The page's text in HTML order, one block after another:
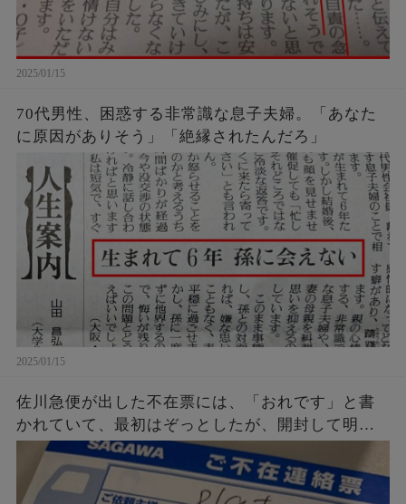
2025/01/15
70代男性、困惑する非常識な息子夫婦。「あなた
に原因がありそう」「絶縁されたんだろ」
2025/01/15
佐川急便が出した不在票には、「おれです」と書
かれていて、最初はぞっとしたが、開封して明ら
かになった真実とは。